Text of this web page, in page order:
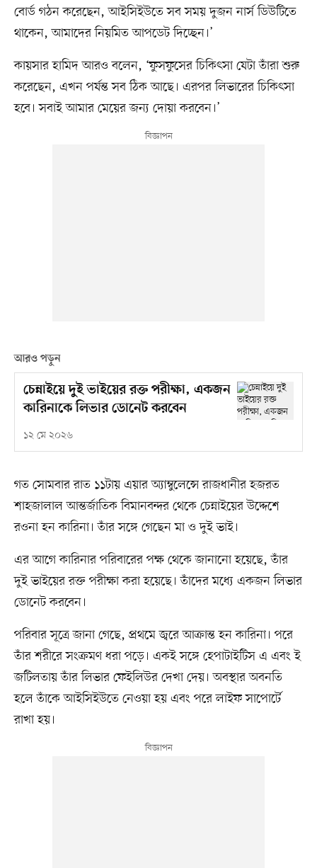
বোর্ড গঠন করেছেন, আইসিইউতে সব সময় দুজন নার্স ডিউটিতে
থাকেন, আমাদের নিয়মিত আপডেট দিচ্ছেন।’
কায়সার হামিদ আরও বলেন, ‘ফুসফুসের চিকিৎসা যেটা তাঁরা শুরু
করেছেন, এখন পর্যন্ত সব ঠিক আছে। এরপর লিভারের চিকিৎসা
হবে। সবাই আমার মেয়ের জন্য দোয়া করবেন।’
আরও পড়ুন
চেন্নাইয়ে দুই ভাইয়ের রক্ত পরীক্ষা, একজন
কারিনাকে লিভার ডোনেট করবেন
১২ মে ২০২৬
গত সোমবার রাত ১১টায় এয়ার অ্যাম্বুলেন্সে রাজধানীর হজরত
শাহজালাল আন্তর্জাতিক বিমানবন্দর থেকে চেন্নাইয়ের উদ্দেশে
রওনা হন কারিনা। তাঁর সঙ্গে গেছেন মা ও দুই ভাই।
এর আগে কারিনার পরিবারের পক্ষ থেকে জানানো হয়েছে, তাঁর
দুই ভাইয়ের রক্ত পরীক্ষা করা হয়েছে। তাঁদের মধ্যে একজন লিভার
ডোনেট করবেন।
পরিবার সূত্রে জানা গেছে, প্রথমে জ্বরে আক্রান্ত হন কারিনা। পরে
তাঁর শরীরে সংক্রমণ ধরা পড়ে। একই সঙ্গে হেপাটাইটিস এ এবং ই
জটিলতায় তাঁর লিভার ফেইলিউর দেখা দেয়। অবস্থার অবনতি
হলে তাঁকে আইসিইউতে নেওয়া হয় এবং পরে লাইফ সাপোর্টে
রাখা হয়।